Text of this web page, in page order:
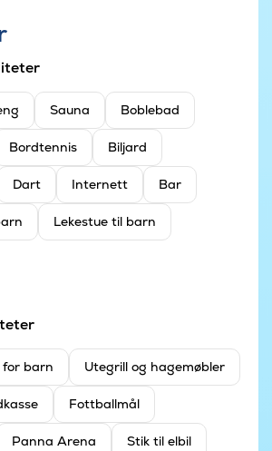
Sauna Boblebad
Bordtennis Biljard
Dart Internett Bar
Lekestue til barn
for barn Utegrill og hagemøbler
Fottballmål
Panna Arena Stik til elbil